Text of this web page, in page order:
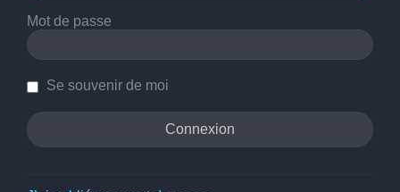
Mot de passe
Se souvenir de moi